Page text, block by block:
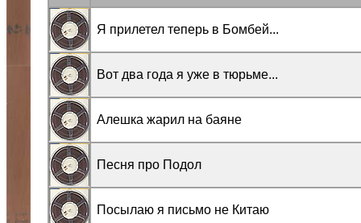
Я прилетел теперь в Бомбей...
Вот два года я уже в тюрьме...
Алешка жарил на баяне
Песня про Подол
Посылаю я письмо не Китаю